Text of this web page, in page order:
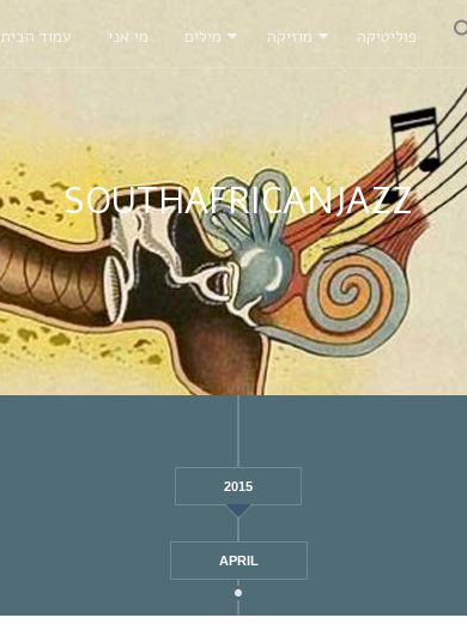
עמוד הבית מי אני מילים מוזיקה פוליטיקה
SOUTHAFRICANJAZZ
2015
APRIL